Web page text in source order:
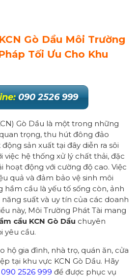
Gò Dầu Môi Trường
Tối Ưu Cho Khu
090 2526 999
Gò Dầu là một trong những
trọng, thu hút đông đảo
sản xuất tại đây diễn ra sôi
việc hệ thống xử lý chất thải, đặc
hoạt động với cường độ cao. Việc
quả và đảm bảo vệ sinh môi
cầu là yếu tố sống còn, ảnh
suất và uy tín của các doanh
này, Môi Trường Phát Tài mang
cầu KCN Gò Dầu chuyên
yêu cầu.
hộ gia đình, nhà trọ, quán ăn, cửa
tại khu vực KCN Gò Dầu. Hãy
090 2526 999 để được phục vụ